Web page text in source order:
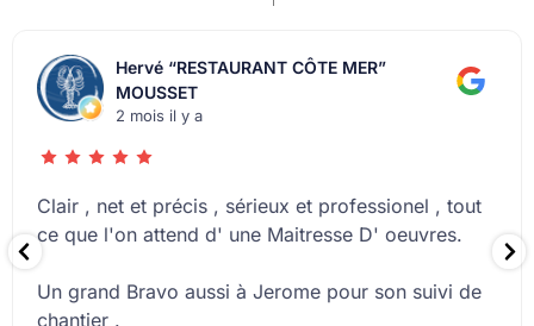
Hervé “RESTAURANT CÔTE MER”
MOUSSET
2 mois il y a
Clair , net et précis , sérieux et professionel , tout
ce que l'on attend d' une Maitresse D' oeuvres.
Un grand Bravo aussi à Jerome pour son suivi de
chantier .